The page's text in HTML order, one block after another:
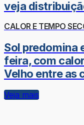
veja
CALOR E TEMPO
Sol predomina
feira, com
Velho entre as
Veja mais